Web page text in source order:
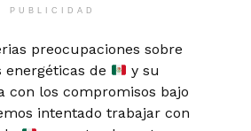
PUBLICIDAD
preocupaciones sobre
energéticas de
y su
con los compromisos bajo
intentado trabajar con